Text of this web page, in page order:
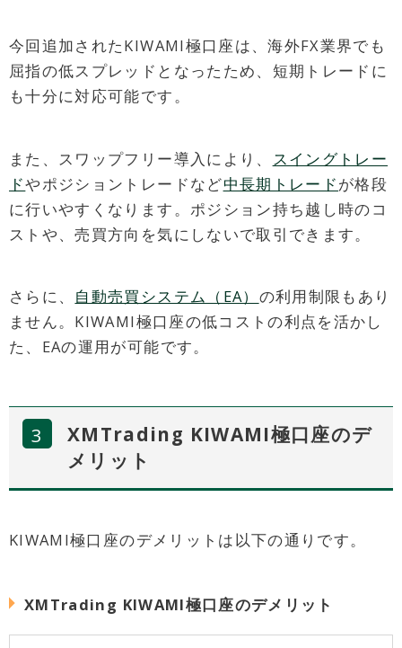
今回追加されたKIWAMI極口座は、海外FX業界でも
屈指の低スプレッドとなったため、短期トレードに
も十分に対応可能です。
また、スワップフリー導入により、
スイングトレー
ドやポジショントレードなど中長期トレードが格段
に行いやすくなります。ポジション持ち越し時のコ
ストや、売買方向を気にしないで取引できます。
さらに、 自動売買システム（EA） の利用制限もあり
ません。KIWAMI極口座の低コストの利点を活かし
た、EAの運用が可能です。
XMTrading KIWAMI極口座のデ
メリット
KIWAMI極口座のデメリットは以下の通りです。
XMTrading KIWAMI極口座のデメリット